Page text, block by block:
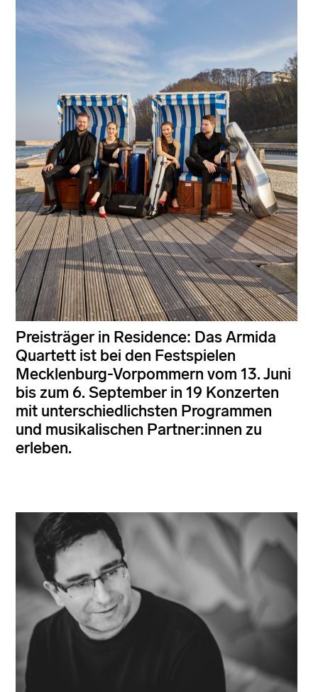
Preisträger in Residence: Das Armida
Quartett ist bei den Festspielen
Mecklenburg-Vorpommern vom 13. Juni
bis zum 6. September in 19 Konzerten
mit unterschiedlichsten Programmen
und musikalischen Partner:innen zu
erleben.